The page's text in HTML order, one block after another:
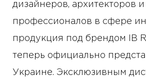
дизайнеров, архитекторов и
профессионалов в сфере
продукция под брендом IB
теперь официально
Украине. Эксклюзивным